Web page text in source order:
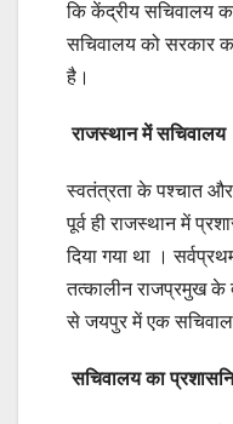
कि केंद्रीय सचिवालय
सचिवालय को सरकार
है।
राजस्थान में सचिवालय
स्वतंत्रता के पश्चात
पूर्व ही राजस्थान में
दिया गया था ।
तत्कालीन राजप्रमुख के
से जयपुर में एक
सचिवालय का